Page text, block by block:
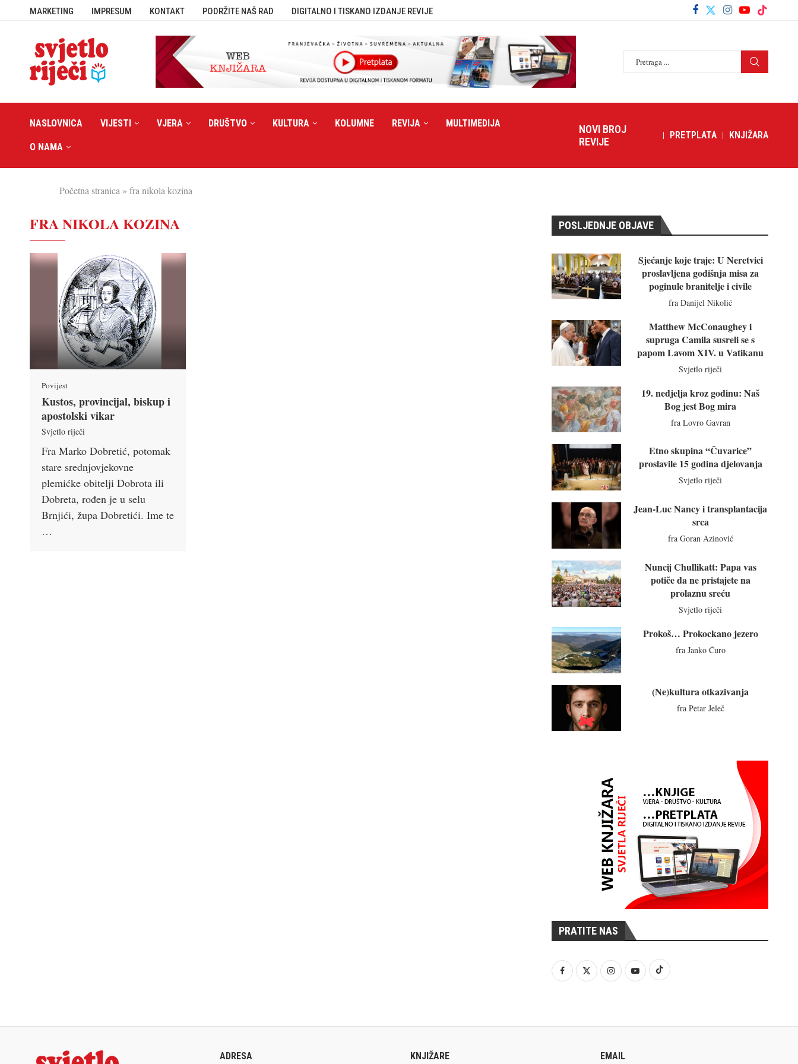
MARKETING IMPRESUM KONTAKT PODRŽITE NAŠ RAD DIGITALNO I TISKANO IZDANJE REVIJE
NASLOVNICA VIJESTI VJERA DRUŠTVO KULTURA KOLUMNE REVIJA MULTIMEDIJA
O NAMA
NOVI BROJ
REVIJE
PRETPLATA KNJIŽARA
Početna stranica » fra nikola kozina
FRA NIKOLA KOZINA
Povijest
Kustos, provincijal, biskup i
apostolski vikar
Svjetlo riječi
Fra Marko Dobretić, potomak
stare srednjovjekovne
plemićke obitelji Dobrota ili
Dobreta, rođen je u selu
Brnjići, župa Dobretići. Ime te
…
POSLJEDNJE OBJAVE
Sjećanje koje traje: U Neretvici
proslavljena godišnja misa za
poginule branitelje i civile
fra Danijel Nikolić
Matthew McConaughey i
supruga Camila susreli se s
papom Lavom XIV. u Vatikanu
Svjetlo riječi
19. nedjelja kroz godinu: Naš
Bog jest Bog mira
fra Lovro Gavran
Etno skupina “Čuvarice”
proslavile 15 godina djelovanja
Svjetlo riječi
Jean-Luc Nancy i transplantacija
srca
fra Goran Azinović
Nuncij Chullikatt: Papa vas
potiče da ne pristajete na
prolaznu sreću
Svjetlo riječi
Prokoš… Prokockano jezero
fra Janko Ćuro
(Ne)kultura otkazivanja
fra Petar Jeleč
PRATITE NAS
ADRESA KNJIŽARE EMAIL